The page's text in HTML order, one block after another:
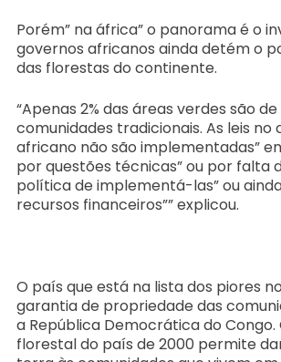
Porém” na áfrica” o panorama é o
governos africanos ainda detém o
das florestas do continente.
“Apenas 2% das áreas verdes são
comunidades tradicionais. As leis no
africano não são implementadas”
por questões técnicas” ou por falta
política de implementá-las” ou
recursos financeiros”” explicou.
O país que está na lista dos piores
garantia de propriedade das
a República Democrática do Congo.
florestal do país de 2000 permite